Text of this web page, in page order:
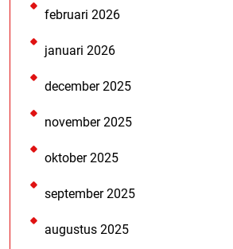
februari 2026
januari 2026
december 2025
november 2025
oktober 2025
september 2025
augustus 2025